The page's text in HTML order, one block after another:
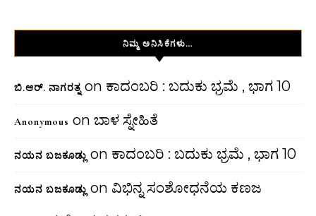
ನಿಮ್ಮ ಅನಿಸಿಕೆಗಳು…
ಬಿ.ಆರ್. ನಾಗರತ್ನ on ಕಾದಂಬರಿ : ಬದುಕು ಭ್ರಮೆ , ಭಾಗ 10
Anonymous on ಬಾಳ ಸ್ನೇಹಿತೆ
ನಯನ ಬಜಕೂಡ್ಲು on ಕಾದಂಬರಿ : ಬದುಕು ಭ್ರಮೆ , ಭಾಗ 10
ನಯನ ಬಜಕೂಡ್ಲು on ವಿಭಿನ್ನ ಸಂಶೋಧನೆಯ ಕಣಜ